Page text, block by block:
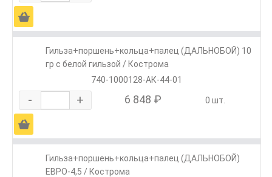
Ä
Гильза+поршень+кольца+палец (ДАЛЬНОБОЙ) 10
гр с белой гильзой / Кострома
740-1000128-АК-44-01
- + 6 848 ₽ 0 шт.
Ä
Гильза+поршень+кольца+палец (ДАЛЬНОБОЙ)
ЕВРО-4,5 / Кострома